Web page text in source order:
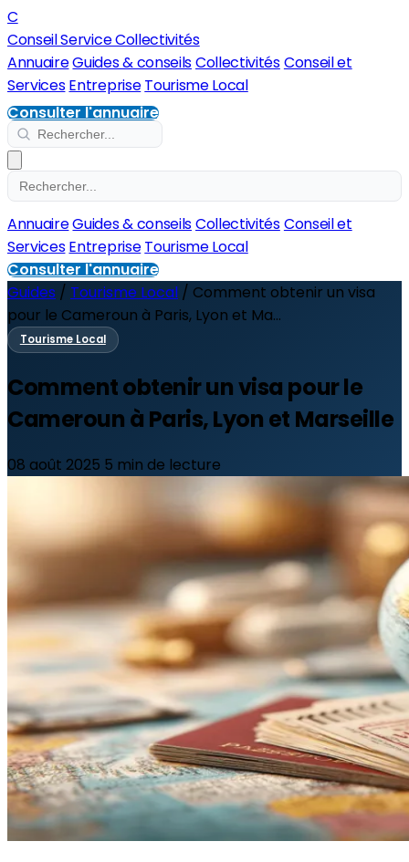
C
Conseil Service Collectivités
AnnuaireGuides & conseilsCollectivitésConseil et
ServicesEntreprise Tourisme Local
Consulter l'annuaire
AnnuaireGuides & conseilsCollectivitésConseil et
ServicesEntreprise Tourisme Local
Consulter l'annuaire
Guides / Tourisme Local / Comment obtenir un visa
pour le Cameroun à Paris, Lyon et Ma...
Tourisme Local
Comment obtenir un visa pour le
Cameroun à Paris, Lyon et Marseille
08 août 2025 5 min de lecture